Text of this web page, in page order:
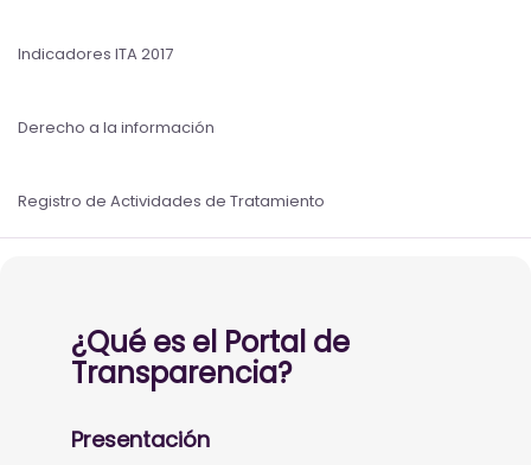
Indicadores ITA 2017
Derecho a la información
Registro de Actividades de Tratamiento
¿Qué es el Portal de
Transparencia?
Presentación